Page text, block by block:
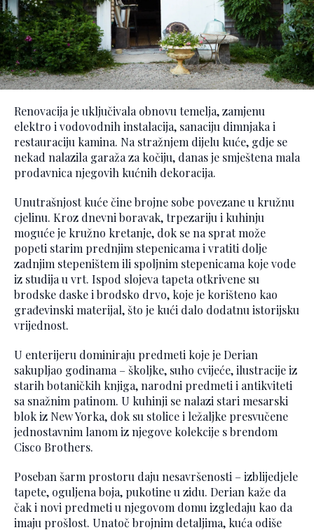
Renovacija je uključivala obnovu temelja, zamjenu
elektro i vodovodnih instalacija, sanaciju dimnjaka i
restauraciju kamina. Na stražnjem dijelu kuće, gdje se
nekad nalazila garaža za kočiju, danas je smještena mala
prodavnica njegovih kućnih dekoracija.
Unutrašnjost kuće čine brojne sobe povezane u kružnu
cjelinu. Kroz dnevni boravak, trpezariju i kuhinju
moguće je kružno kretanje, dok se na sprat može
popeti starim prednjim stepenicama i vratiti dolje
zadnjim stepeništem ili spoljnim stepenicama koje vode
iz studija u vrt. Ispod slojeva tapeta otkrivene su
brodske daske i brodsko drvo, koje je korišteno kao
građevinski materijal, što je kući dalo dodatnu istorijsku
vrijednost.
U enterijeru dominiraju predmeti koje je Derian
sakupljao godinama – školjke, suho cvijeće, ilustracije iz
starih botaničkih knjiga, narodni predmeti i antikviteti
sa snažnim patinom. U kuhinji se nalazi stari mesarski
blok iz New Yorka, dok su stolice i ležaljke presvučene
jednostavnim lanom iz njegove kolekcije s brendom
Cisco Brothers.
Poseban šarm prostoru daju nesavršenosti – izblijedjele
tapete, oguljena boja, pukotine u zidu. Derian kaže da
čak i novi predmeti u njegovom domu izgledaju kao da
imaju prošlost. Unatoč brojnim detaljima, kuća odiše